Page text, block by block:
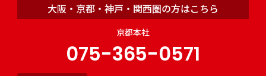
大阪・京都・神戸・関西圏の方はこちら
京都本社
075-365-0571